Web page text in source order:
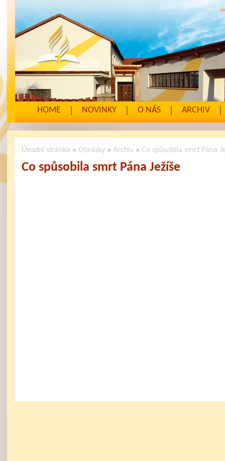
HOME NOVINKY O NÁS ARCHIV
Úvodní stránka » Obrázky »Archiv » Co spůsobila smrt Pána
Co spůsobila smrt Pána Ježíše